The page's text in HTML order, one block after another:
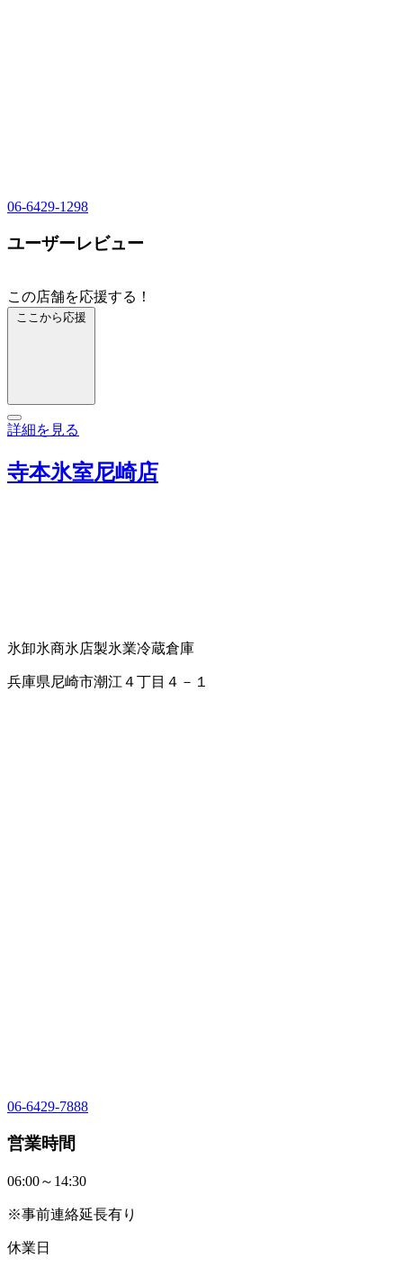
06-6429-1298
ユーザーレビュー
この店舗を応援する！
ここから応援
詳細を見る
寺本氷室尼崎店
氷卸氷商氷店製氷業冷蔵倉庫
兵庫県尼崎市潮江４丁目４－１
06-6429-7888
営業時間
06:00～14:30
※事前連絡延長有り
休業日